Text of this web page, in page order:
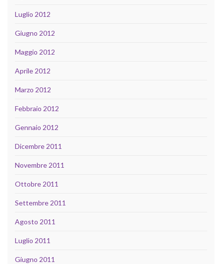
Luglio 2012
Giugno 2012
Maggio 2012
Aprile 2012
Marzo 2012
Febbraio 2012
Gennaio 2012
Dicembre 2011
Novembre 2011
Ottobre 2011
Settembre 2011
Agosto 2011
Luglio 2011
Giugno 2011